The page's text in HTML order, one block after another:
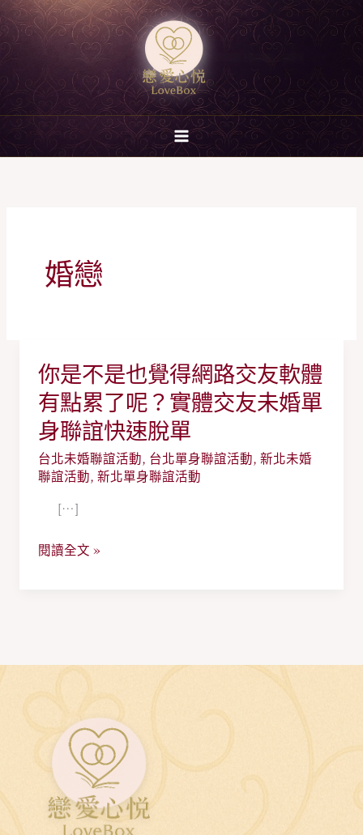
跳
至
主
要
內
婚戀
你是不是也覺得網路交友軟體
有點累了呢？實體交友未婚單
身聯誼快速脫單
台北未婚聯誼活動, 台北單身聯誼活動,新北未婚
聯誼活動,新北單身聯誼活動
[…]
你
是
不
是
也
覺
路
有
呢？
體
交
閱讀全文 »